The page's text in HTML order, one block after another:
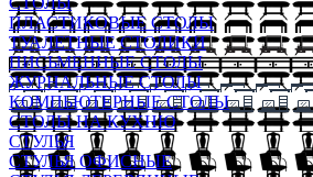
ПЛАСТИКОВЫЕ СТОЛЫ
ТУАЛЕТНЫЕ СТОЛИКИ
ПИСЬМЕННЫЕ СТОЛЫ
ЖУРНАЛЬНЫЕ СТОЛЫ
КОМПЬЮТЕРНЫЕ СТОЛЫ
СТОЛЫ НА КУХНЮ
СТУЛЬЯ
СТУЛЬЯ ОФИСНЫЕ